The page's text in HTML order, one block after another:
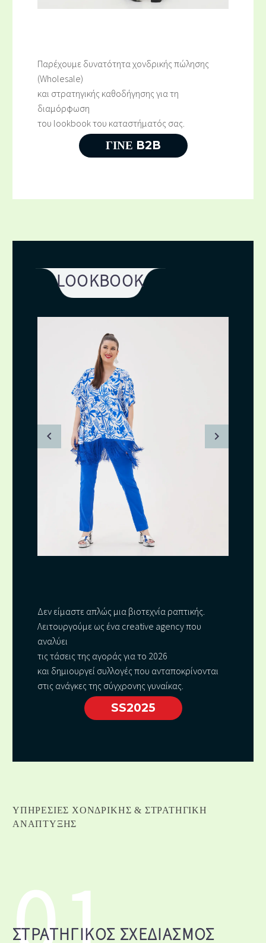
Παρέχουμε δυνατότητα χονδρικής πώλησης
(Wholesale)
και στρατηγικής καθοδήγησης για τη
διαμόρφωση
του lookbook του καταστήματός σας.
ΓΊΝΕ B2B
LOOKBOOK
Δεν είμαστε απλώς μια βιοτεχνία ραπτικής.
Λειτουργούμε ως ένα creative agency που
αναλύει
τις τάσεις της αγοράς για το 2026
και δημιουργεί συλλογές που ανταποκρίνονται
στις ανάγκες της σύγχρονης γυναίκας.
SS2025
ΥΠΗΡΕΣΊΕΣ ΧΟΝΔΡΙΚΗΣ & ΣΤΡΑΤΗΓΙΚΗ
ΑΝΆΠΤΥΞΗΣ
ΣΤΡΑΤΗΓΙΚΌΣ ΣΧΕΔΙΑΣΜΌΣ